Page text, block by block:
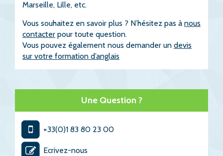
Marseille, Lille, etc.
Vous souhaitez en savoir plus ? N’hésitez pas à nous
contacter pour toute question.
Vous pouvez également nous demander un devis
sur votre formation d’anglais
Une Question ?
+33(0)1 83 80 23 00
Ecrivez-nous